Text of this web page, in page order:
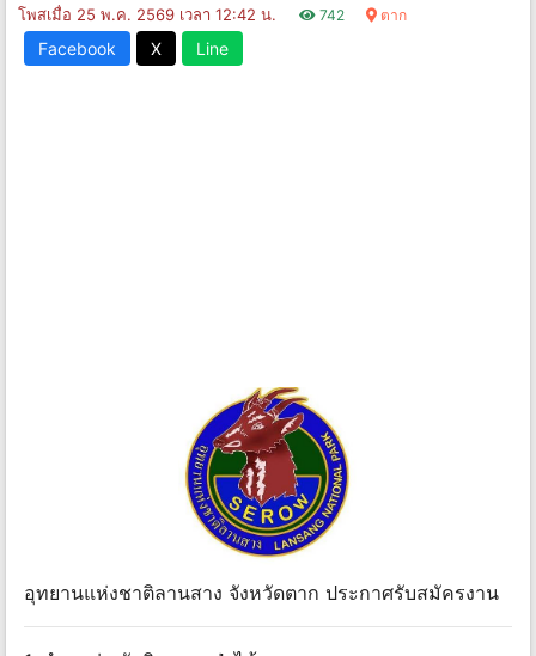
โพสเมื่อ 25 พ.ค. 2569 เวลา 12:42 น. 742 ตาก
Facebook X Line
อุทยานแห่งชาติลานสาง จังหวัดตาก ประกาศรับสมัครงาน